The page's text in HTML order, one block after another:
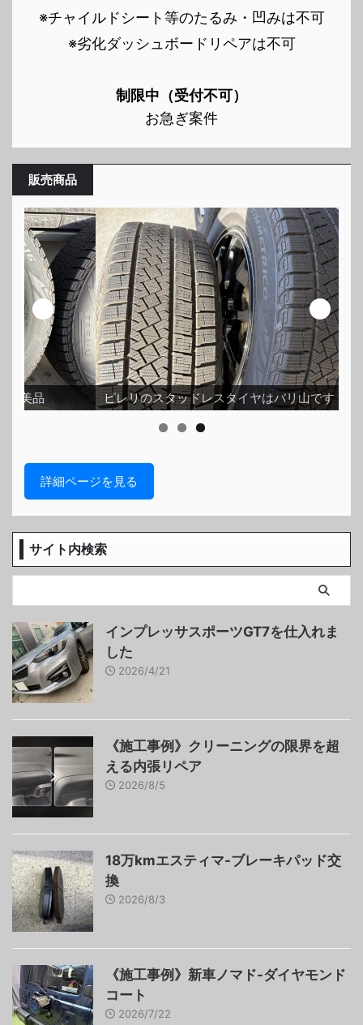
※チャイルドシート等のたるみ・凹みは不可
※劣化ダッシュボードリペアは不可
制限中（受付不可）
お急ぎ案件
販売商品
ピレリのスタッドレスタイヤはバリ山です
詳細ページを見る
サイト内検索
インプレッサスポーツGT7を仕入れま
した
2026/4/21
《施工事例》クリーニングの限界を超
える内張リペア
2026/8/5
18万kmエスティマ-ブレーキパッド交
換
2026/8/3
《施工事例》新車ノマド-ダイヤモンド
コート
2026/7/22